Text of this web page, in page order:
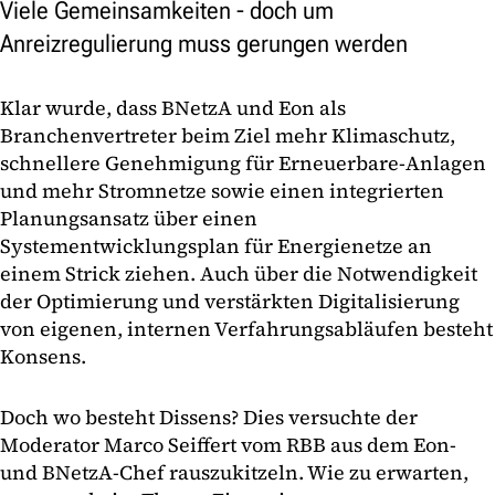
Viele Gemeinsamkeiten - doch um
Anreizregulierung muss gerungen werden
Klar wurde, dass BNetzA und Eon als
Branchenvertreter beim Ziel mehr Klimaschutz,
schnellere Genehmigung für Erneuerbare-Anlagen
und mehr Stromnetze sowie einen integrierten
Planungsansatz über einen
Systementwicklungsplan für Energienetze an
einem Strick ziehen. Auch über die Notwendigkeit
der Optimierung und verstärkten Digitalisierung
von eigenen, internen Verfahrungsabläufen besteht
Konsens.
Doch wo besteht Dissens? Dies versuchte der
Moderator Marco Seiffert vom RBB aus dem Eon-
und BNetzA-Chef rauszukitzeln. Wie zu erwarten,